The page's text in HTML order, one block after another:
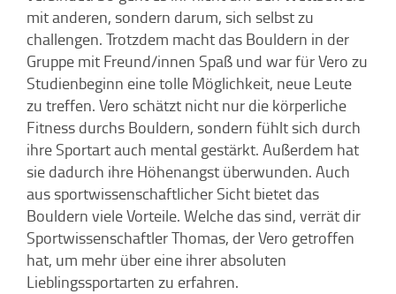
mit anderen, sondern darum, sich selbst zu
challengen. Trotzdem macht das Bouldern in der
Gruppe mit Freund/innen Spaß und war für Vero zu
Studienbeginn eine tolle Möglichkeit, neue Leute
zu treffen. Vero schätzt nicht nur die körperliche
Fitness durchs Bouldern, sondern fühlt sich durch
ihre Sportart auch mental gestärkt. Außerdem hat
sie dadurch ihre Höhenangst überwunden. Auch
aus sportwissenschaftlicher Sicht bietet das
Bouldern viele Vorteile. Welche das sind, verrät dir
Sportwissenschaftler Thomas, der Vero getroffen
hat, um mehr über eine ihrer absoluten
Lieblingssportarten zu erfahren.